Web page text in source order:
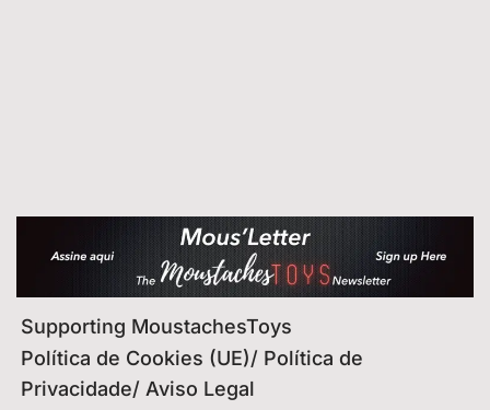
Supporting MoustachesToys
Política de Cookies (UE)/ Política de
Privacidade/ Aviso Legal